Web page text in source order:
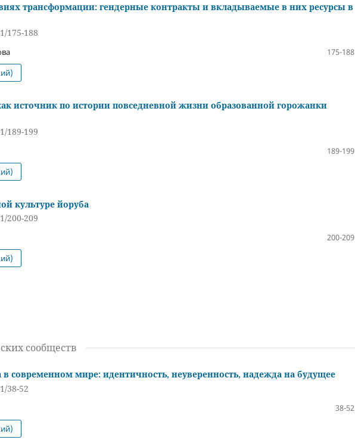
трансформации: гендерные контракты и вкладываемые в них ресурсы в
175-188
175-188
источник по истории повседневной жизни образованной горожанки
189-199
189-199
культуре йоруба
200-209
200-209
сообществ
в современном мире: идентичность, неуверенность, надежда на будущее
38-52
38-52